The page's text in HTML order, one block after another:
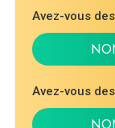
Avez-vous
Avez-vous